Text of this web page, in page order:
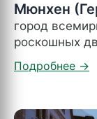
Мюнхен
город
роскошных